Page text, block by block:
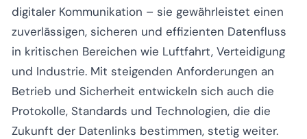
digitaler Kommunikation – sie gewährleistet einen
zuverlässigen, sicheren und effizienten Datenfluss
in kritischen Bereichen wie Luftfahrt, Verteidigung
und Industrie. Mit steigenden Anforderungen an
Betrieb und Sicherheit entwickeln sich auch die
Protokolle, Standards und Technologien, die die
Zukunft der Datenlinks bestimmen, stetig weiter.